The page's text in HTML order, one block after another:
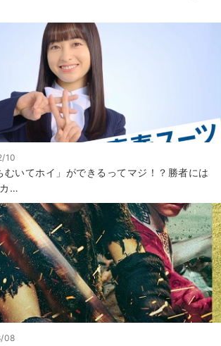
10
むいてホイ」ができるってマジ！？勝者には
…
08